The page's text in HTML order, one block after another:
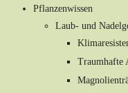
Pflanzenwissen
Laub- und
Traumhafte